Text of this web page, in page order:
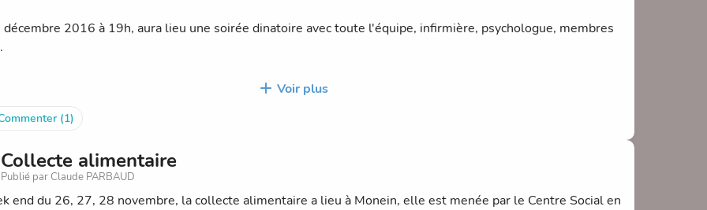
décembre 2016 à 19h, aura lieu une soirée dinatoire avec toute l'équipe, infirmière, psychologue, membres
de la crèche, de vos attentes, de vos envies, et bien sûr accompagné de photos de vos enfants et peût être
Voir plus
(1)
Collecte alimentaire
Publié par Claude PARBAUD
end du 26, 27, 28 novembre, la collecte alimentaire a lieu à Monein, elle est menée par le Centre Social en